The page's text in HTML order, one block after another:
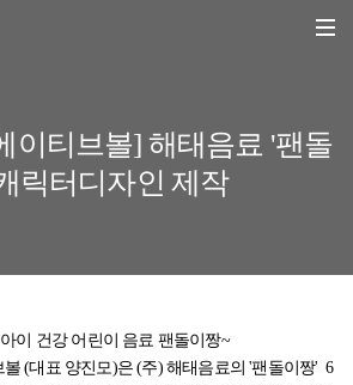
이티브볼] 해태음료 '팬돌
릭터디자인 제작
이 건강 어린이 음료 팬돌이짱~
(대표 양진모)은 (주) 해태음료의 '팬돌이짱' 6